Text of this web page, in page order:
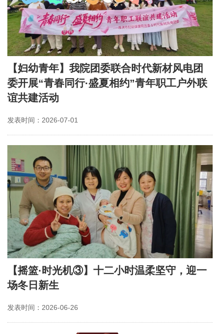
【妇幼青年】我院团委联合时代新材风电团
委开展“青春同行·盛夏相约”青年职工户外联
谊共建活动
发表时间：2026-07-01
【摇篮·时光机③】十二小时温柔坚守，迎一
场冬日新生
发表时间：2026-06-26